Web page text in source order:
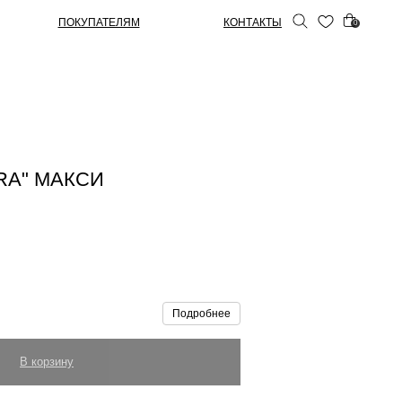
ПОКУПАТЕЛЯМ КОНТАКТЫ 0
МАКСИ
Подробнее
В корзину